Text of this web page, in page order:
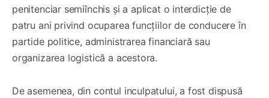
penitenciar semiînchis și a aplicat o interdicție de
patru ani privind ocuparea funcțiilor de conducere în
partide politice, administrarea financiară sau
organizarea logistică a acestora.
De asemenea, din contul inculpatului, a fost dispusă